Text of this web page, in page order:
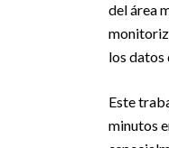
del área
los datos
Este
minutos